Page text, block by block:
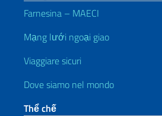
Farnesina – MAECI
Mạng lưới ngoại giao
Viaggiare sicuri
Dove siamo nel mondo
Thể chế